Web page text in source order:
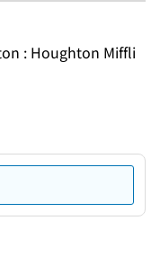
: Houghton Miffli